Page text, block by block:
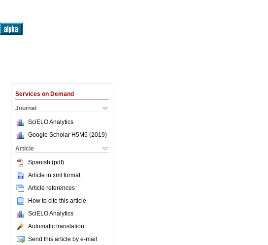
Services on Demand
Journal
SciELO Analytics
Google Scholar H5M5 (2019)
Article
Spanish (pdf)
Article in xml format
Article references
How to cite this article
SciELO Analytics
Automatic translation
Send this article by e-mail